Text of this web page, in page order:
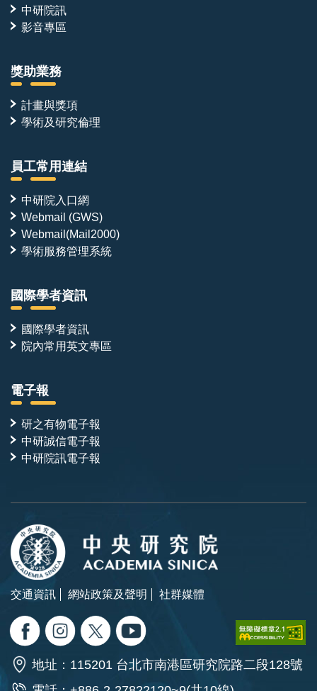
中研院訊
影音專區
獎助業務
計畫與獎項
學術及研究倫理
員工常用連結
中研院入口網
Webmail (GWS)
Webmail(Mail2000)
學術服務管理系統
國際學者資訊
國際學者資訊
院內常用英文專區
電子報
研之有物電子報
中研誠信電子報
中研院訊電子報
交通資訊 網站政策及聲明 社群媒體
地址：115201 台北市南港區研究院路二段128號